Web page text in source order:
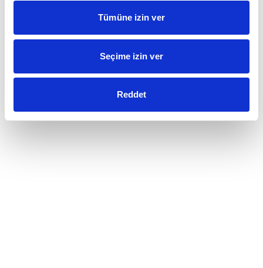
Tümüne izin ver
Seçime izin ver
Reddet